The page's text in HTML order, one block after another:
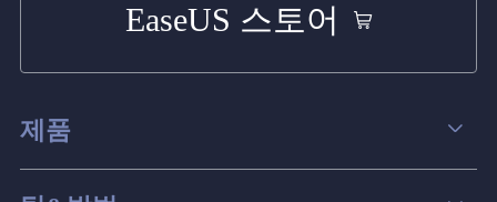
EaseUS 스토어
제품
데이터 복구